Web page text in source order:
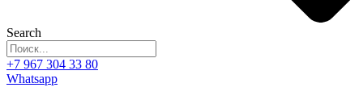
Search
+7 967 304 33 80
Whatsapp